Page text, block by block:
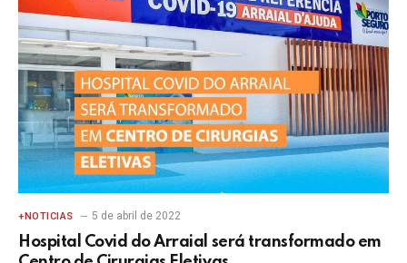
+NOTICIAS 5 de abril de 2022
Hospital Covid do Arraial será transformado em